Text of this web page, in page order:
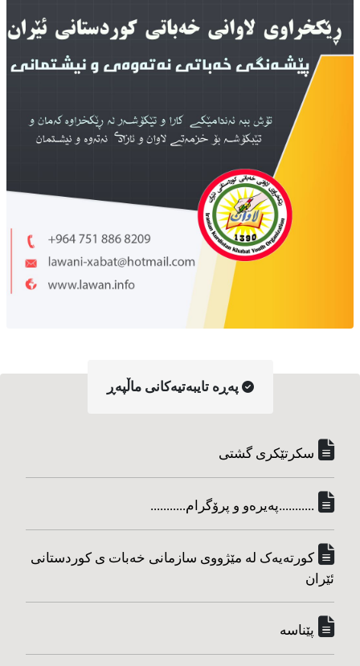
په‌ڕه‌ تایبه‌تیه‌کانی ماڵپه‌ڕ
سکرتێکری گشتی
...........په‌یره‌و و پرۆگرام...........
کورته‌یه‌ک له مێژووی سازمانی خه‌بات ی کوردستانی
ئێران
پێناسه‌